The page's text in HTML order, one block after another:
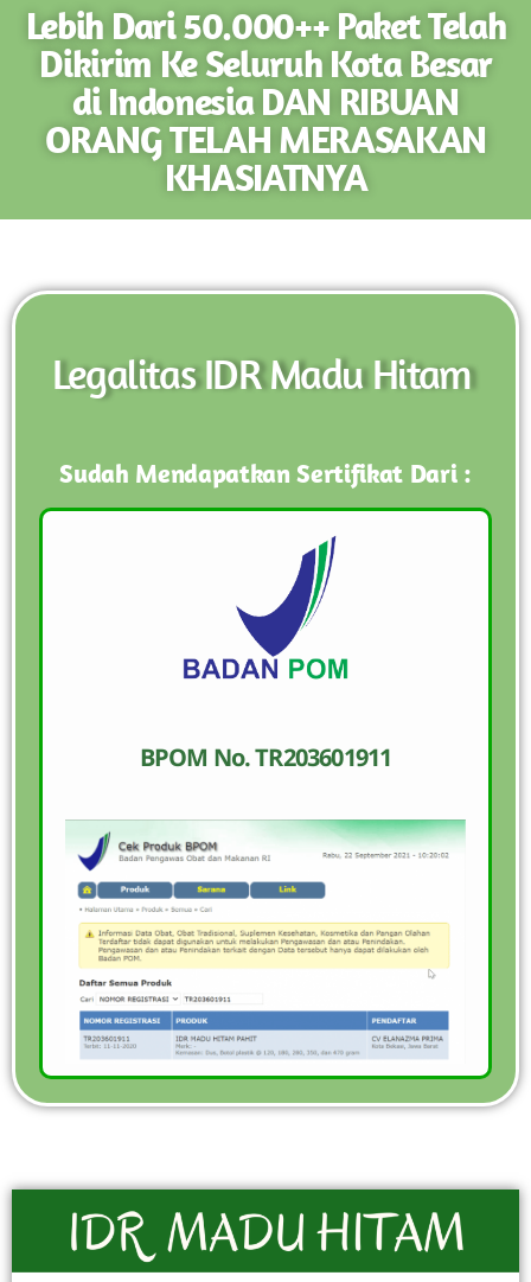
Lebih Dari 50.000++ Paket Telah
Dikirim Ke Seluruh Kota Besar
di Indonesia DAN RIBUAN
ORANG TELAH MERASAKAN
KHASIATNYA
Legalitas IDR Madu Hitam
Sudah Mendapatkan Sertifikat Dari :
BPOM No. TR203601911